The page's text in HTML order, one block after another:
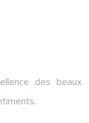
des beaux